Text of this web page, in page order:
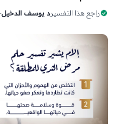
راجع هذا التفسيرد يوسف الدخيل